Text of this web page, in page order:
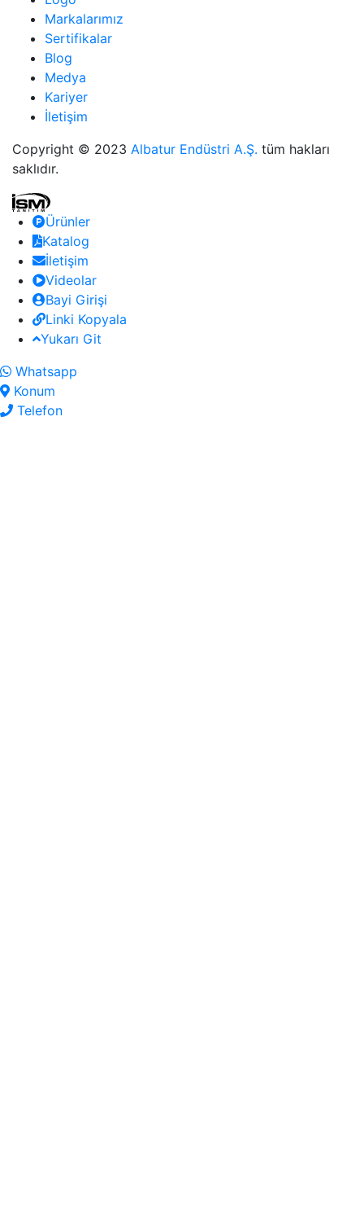
Markalarımız
Sertifikalar
Blog
Medya
Kariyer
İletişim
Copyright © 2023 Albatur Endüstri A.Ş. tüm hakları
saklıdır.
Ürünler
Katalog
İletişim
Videolar
Bayi Girişi
Linki Kopyala
Yukarı Git
Whatsapp
Konum
Telefon